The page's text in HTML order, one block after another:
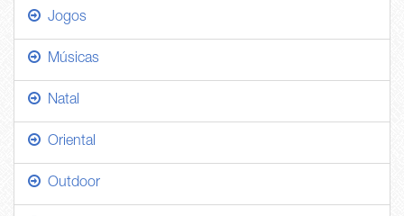
Jogos
Músicas
Natal
Oriental
Outdoor